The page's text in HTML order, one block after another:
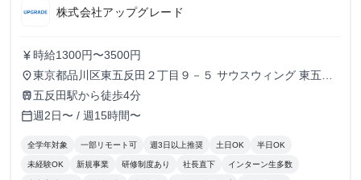
株式会社アップグレード
currency_yen 時給1300円〜3500円
place東京都品川区東五反田２丁目９－５ サウスウィング 東五反
田５階
train 五反田駅から徒歩4分
calendar_today週2日〜 / 週15時間〜
全学年対象 一部リモート可 週3日以上推奨 土日OK 半日OK
未経験OK 新規事業 研修制度あり 社長直下 インターン生多数